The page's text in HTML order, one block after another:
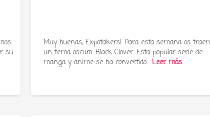
su
Muy buenas, Expotakers! Para esta semana os
un tema oscuro: Black Clover. Esta popular serie de
manga y anime se ha convertido…Leer más